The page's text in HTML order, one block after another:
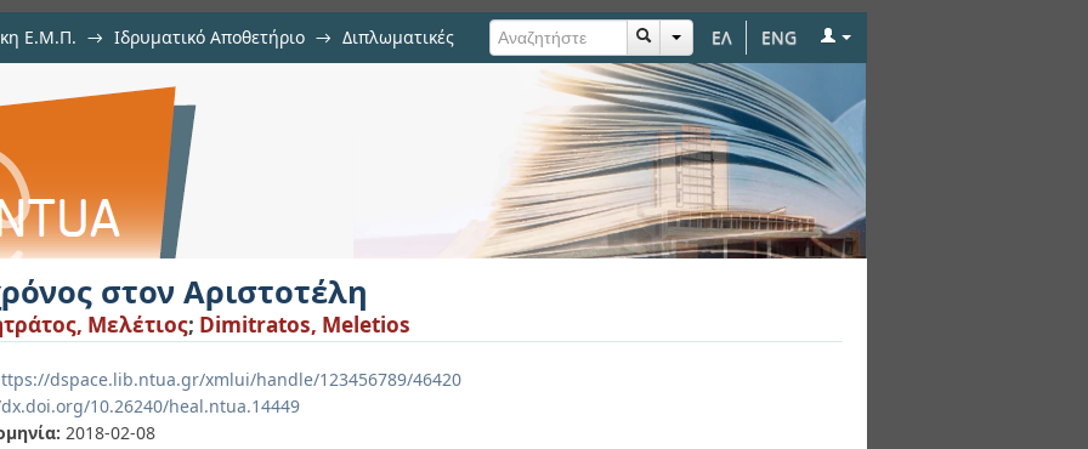
ΕΛ ENG
Ε.Μ.Π. → Ιδρυματικό Αποθετήριο → Διπλωματικές
στον Αριστοτέλη
Μελέτιος; Dimitratos, Meletios
dspace.lib.ntua.gr/xmlui/handle/123456789/46420
10.26240/heal.ntua.14449
2018-02-08